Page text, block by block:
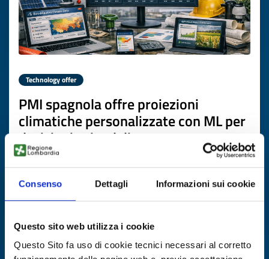
Consenso Dettagli Informazioni sui cookie
Questo sito web utilizza i cookie
Questo Sito fa uso di cookie tecnici necessari al corretto
Technology offer
PMI spagnola offre proiezioni
climatiche personalizzate con ML per
decisioni aziendali
ID: TOES20260506013